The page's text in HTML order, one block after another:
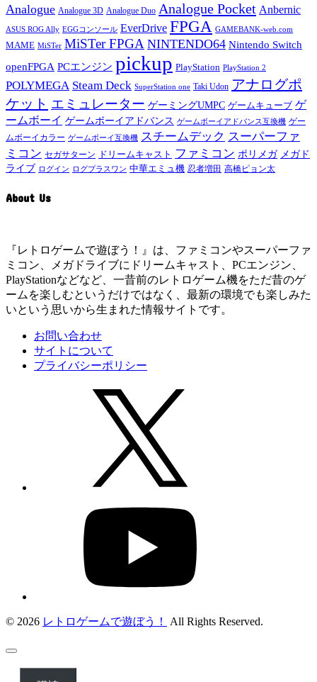
Analogue Analogue 3D Analogue Duo Analogue Pocket Anbernic
ASUS ROG Ally EGGコンソール EverDrive FPGA GAMEBANK-web.com
MAME MiSTer MiSTer FPGA NINTENDO64 Nintendo Switch
openFPGA PCエンジン pickup PlayStation PlayStation 2
POLYMEGA Steam Deck SuperStation one Taki Udon アナログポ
ケット エミュレーター ゲーミングUMPC ゲームキューブ ゲ
ームボーイ ゲームボーイアドバンス ゲームボーイアドバンス互換機 ゲー
ムボーイカラー ゲームボーイ互換機 スチームデック スーパーファ
ミコン セガサターン ドリームキャスト ファミコン ポリメガ メガド
ライブ ログイン ログプラスワン 中華エミュ機 忍者増田 高橋ピョン太
About Us
『レトロゲームで遊ぼう！』は、ファミコンやスーパーファ
ミコン、メガドライブにドリームキャスト、PCエンジン、
PlayStationなどなど、一昔前のレトロゲーム機をただ昔のゲ
ームを楽しむというだけではなく、最新の環境でも楽しみた
いという思いから生まれた情報サイトです。
お問い合わせ
サイトについて
プライバシーポリシー
© 2026 レトロゲームで遊ぼう！ All Rights Reserved.